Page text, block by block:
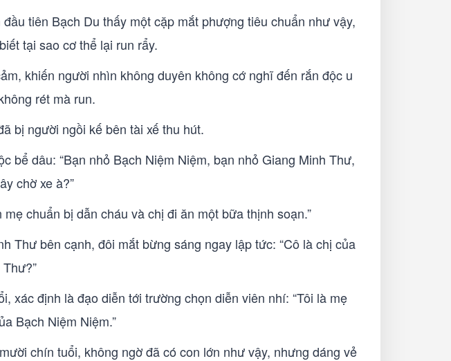
tiên Bạch Du thấy một cặp mắt phượng tiêu chuẩn như vậy,
tại sao cơ thể lại run rẩy.
khiến người nhìn không duyên không cớ nghĩ đến rắn độc u
rét mà run.
bị người ngồi kế bên tài xế thu hút.
bể dâu: “Bạn nhỏ Bạch Niệm Niệm, bạn nhỏ Giang Minh Thư,
chờ xe à?”
chuẩn bị dẫn cháu và chị đi ăn một bữa thịnh soạn.”
Thư bên cạnh, đôi mắt bừng sáng ngay lập tức: “Cô là chị của
xác định là đạo diễn tới trường chọn diễn viên nhí: “Tôi là mẹ
Bạch Niệm Niệm.”
chín tuổi, không ngờ đã có con lớn như vậy, nhưng dáng vẻ